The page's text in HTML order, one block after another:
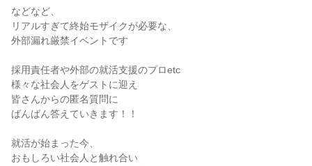
などなど、
リアルすぎて終始モザイクが必要な、
外部漏れ厳禁イベントです
採用責任者や外部の就活支援のプロetc
様々な社会人をゲストに迎え
皆さんからの匿名質問に
ばんばん答えていきます！！
就活が始まった今、
おもしろい社会人と触れ合い